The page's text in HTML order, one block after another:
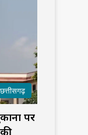
छत्तीसगढ़
पर